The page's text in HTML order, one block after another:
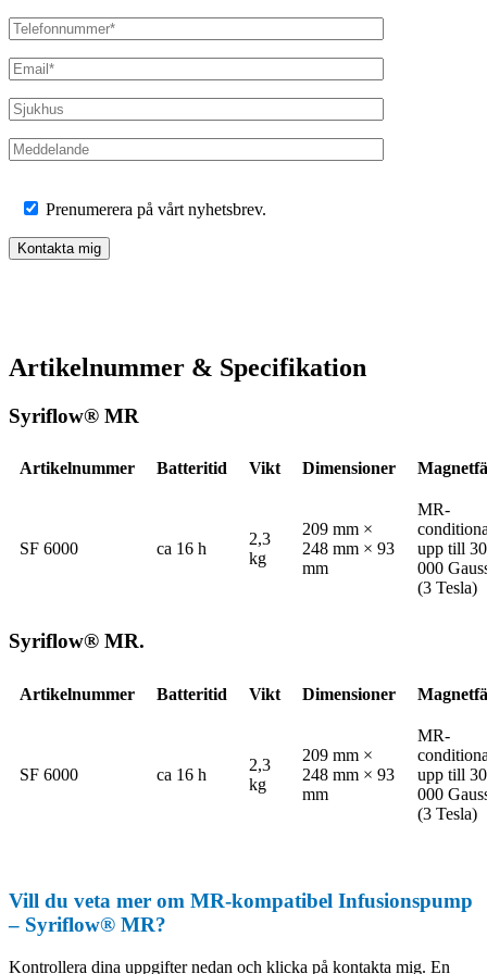
Prenumerera på vårt nyhetsbrev.
Artikelnummer & Specifikation
Syriflow® MR
Artikelnummer Batteritid Vikt Dimensioner
SF 6000 ca 16 h
2,3
kg
209 mm ×
248 mm × 93
mm
MR-
upp till 30
000
(3 Tesla)
Syriflow® MR.
Artikelnummer Batteritid Vikt Dimensioner
SF 6000 ca 16 h
2,3
kg
209 mm ×
248 mm × 93
mm
MR-
upp till 30
000
(3 Tesla)
Vill du veta mer om MR-kompatibel Infusionspump
– Syriflow® MR?
Kontrollera dina uppgifter nedan och klicka på kontakta mig. En